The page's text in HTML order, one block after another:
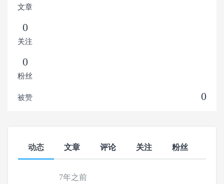
文章
0
关注
0
粉丝
0
被赞
动态 文章 评论 关注 粉丝
7年之前